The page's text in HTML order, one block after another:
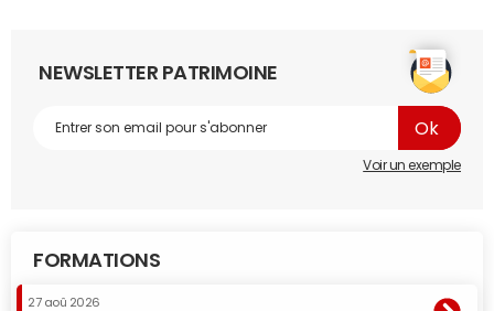
NEWSLETTER PATRIMOINE
Voir un exemple
FORMATIONS
27 aoû 2026